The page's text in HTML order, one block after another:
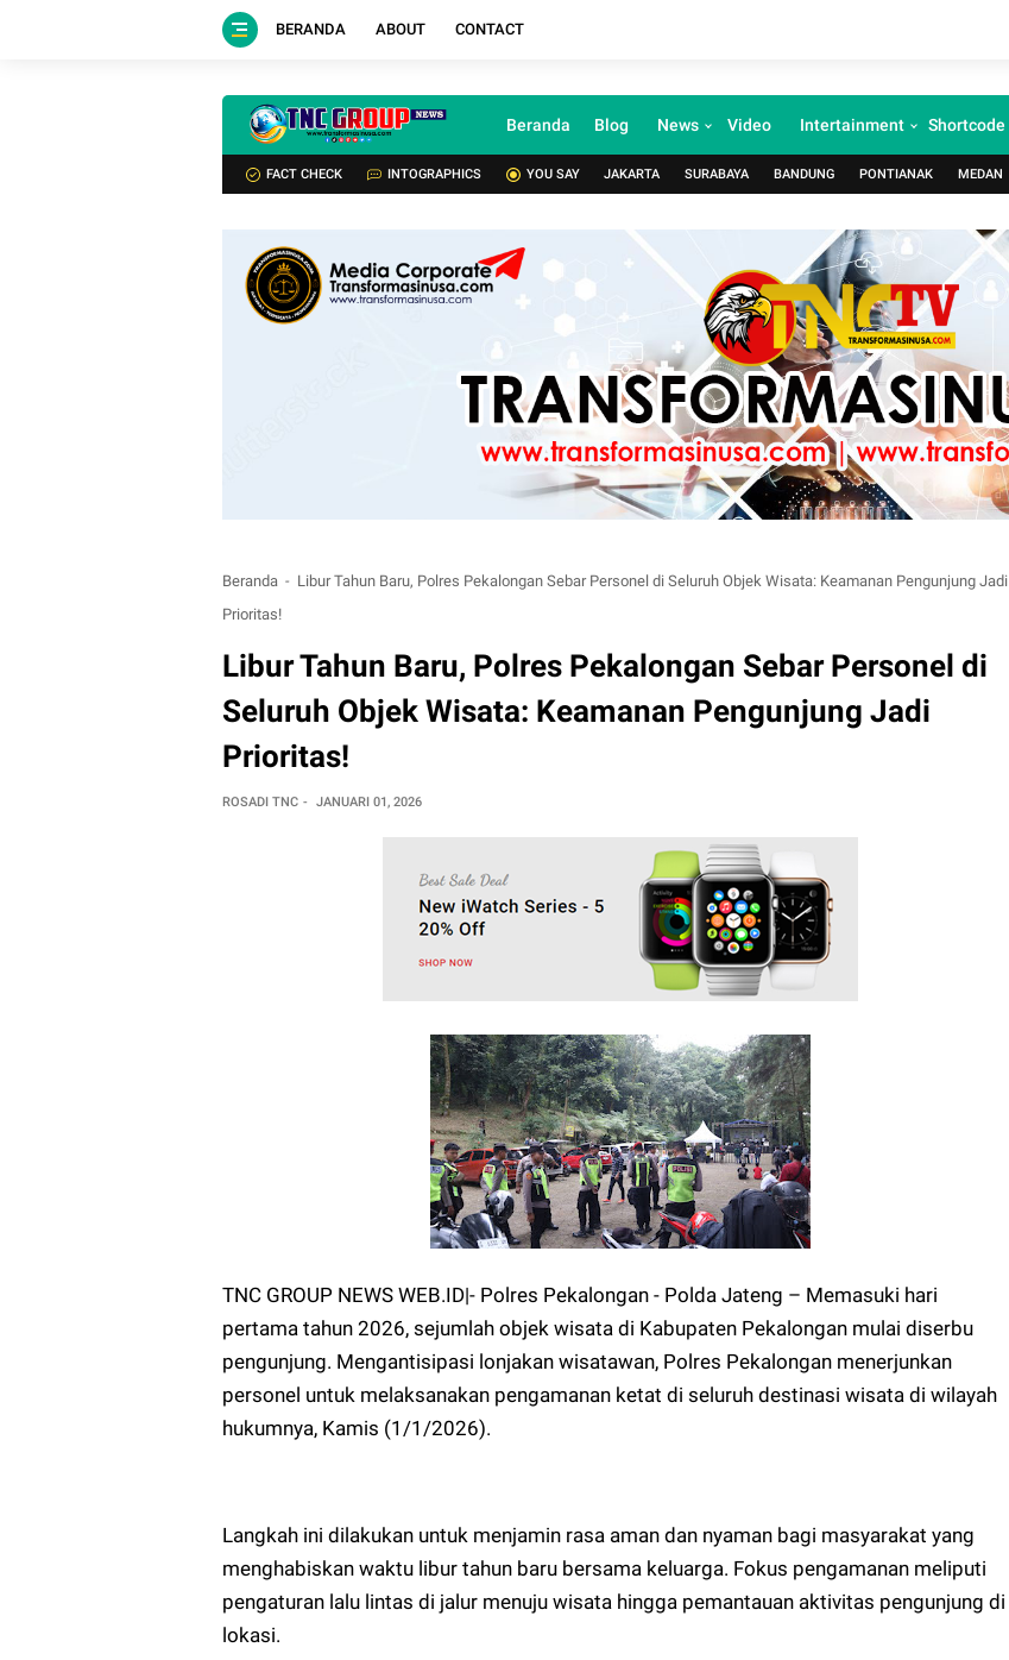
BERANDA ABOUT CONTACT
Beranda Blog News Video Intertainment Shortcode
FACT CHECK INTOGRAPHICS YOU SAY JAKARTA SURABAYA BANDUNG PONTIANAK MEDAN
Beranda
Libur Tahun Baru, Polres Pekalongan Sebar Personel di Seluruh Objek Wisata: Keamanan Pengunjung Jadi
Prioritas!
Libur Tahun Baru, Polres Pekalongan Sebar Personel di
Seluruh Objek Wisata: Keamanan Pengunjung Jadi
Prioritas!
ROSADI TNC JANUARI 01, 2026
TNC GROUP NEWS WEB.ID|- Polres Pekalongan - Polda Jateng – Memasuki hari
pertama tahun 2026, sejumlah objek wisata di Kabupaten Pekalongan mulai diserbu
pengunjung. Mengantisipasi lonjakan wisatawan, Polres Pekalongan menerjunkan
personel untuk melaksanakan pengamanan ketat di seluruh destinasi wisata di wilayah
hukumnya, Kamis (1/1/2026).
Langkah ini dilakukan untuk menjamin rasa aman dan nyaman bagi masyarakat yang
menghabiskan waktu libur tahun baru bersama keluarga. Fokus pengamanan meliputi
pengaturan lalu lintas di jalur menuju wisata hingga pemantauan aktivitas pengunjung di
lokasi.